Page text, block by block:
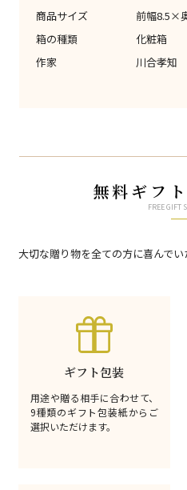
商品サイズ
前幅8.5×
箱の種類
化粧箱
作家
川合孝知
無料ギフ
FREE GIFT
大切な贈り物を全ての方に喜んでい
ギフト包装
用途や贈る相手に合わせて、
9種類のギフト包装紙からご
選択いただけます。